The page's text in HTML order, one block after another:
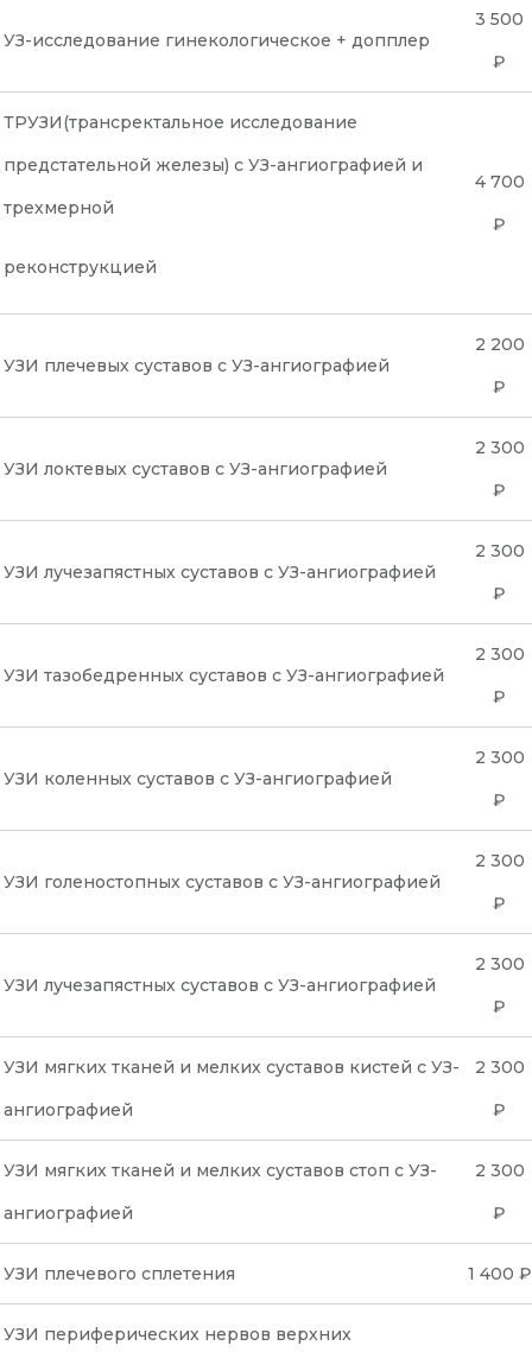
УЗ-исследование гинекологическое + допплер
3 500
₽
ТРУЗИ(трансректальное исследование
предстательной железы) с УЗ-ангиографией и
трехмерной
реконструкцией
4 700
₽
УЗИ плечевых суставов с УЗ-ангиографией
2 200
₽
УЗИ локтевых суставов с УЗ-ангиографией
2 300
₽
УЗИ лучезапястных суставов с УЗ-ангиографией
2 300
₽
УЗИ тазобедренных суставов с УЗ-ангиографией
2 300
₽
УЗИ коленных суставов с УЗ-ангиографией
2 300
₽
УЗИ голеностопных суставов с УЗ-ангиографией
2 300
₽
УЗИ лучезапястных суставов с УЗ-ангиографией
2 300
₽
УЗИ мягких тканей и мелких суставов кистей с УЗ-
ангиографией
2 300
₽
УЗИ мягких тканей и мелких суставов стоп с УЗ-
ангиографией
2 300
₽
УЗИ плечевого сплетения 1 400 ₽
УЗИ периферических нервов верхних